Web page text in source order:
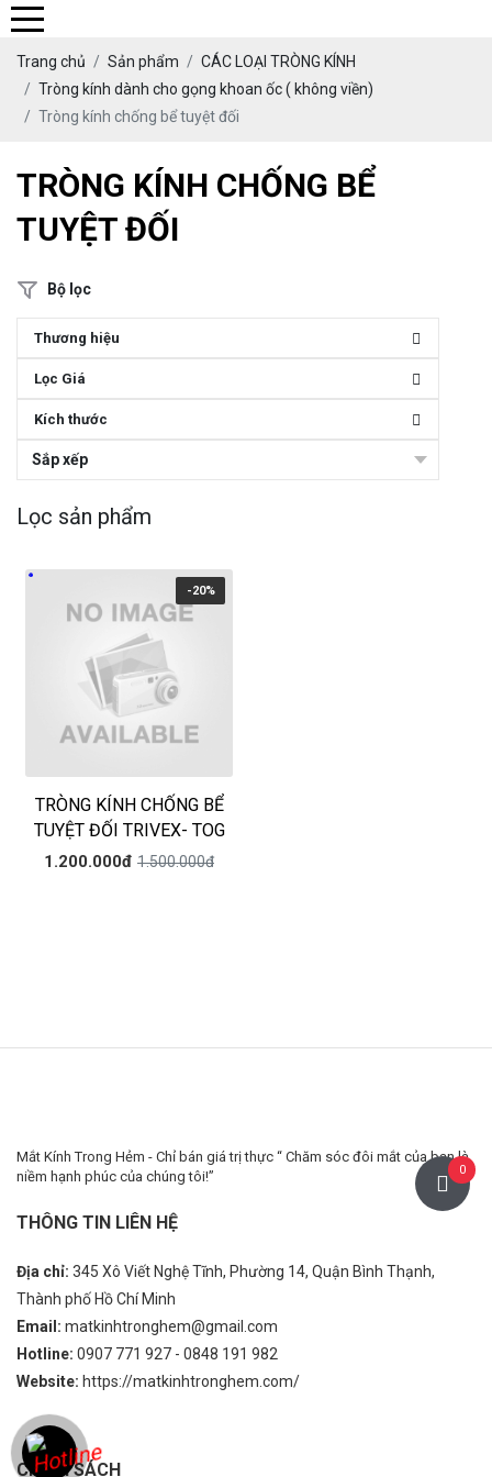
Trang chủ Sản phẩm
CÁC LOẠI TRÒNG KÍNH
Tròng kính dành cho gọng khoan ốc ( không viền)
Tròng kính chống bể tuyệt đối
TRÒNG KÍNH CHỐNG BỂ
TUYỆT ĐỐI
Bộ lọc
Thương hiệu
Lọc Giá
Kích thước
Sắp xếp
Lọc sản phẩm
TRÒNG KÍNH CHỐNG BỂ
TUYỆT ĐỐI TRIVEX- TOG
1.200.000đ 1.500.000đ
-20%
Mắt Kính Trong Hẻm - Chỉ bán giá trị thực “ Chăm sóc đôi mắt của bạn là
niềm hạnh phúc của chúng tôi!”
THÔNG TIN LIÊN HỆ
Địa chỉ: 345 Xô Viết Nghệ Tĩnh, Phường 14, Quận Bình Thạnh,
Thành phố Hồ Chí Minh
Email: matkinhtronghem@gmail.com
Hotline: 0907 771 927 - 0848 191 982
Website: https://matkinhtronghem.com/
CHÍNH SÁCH
0